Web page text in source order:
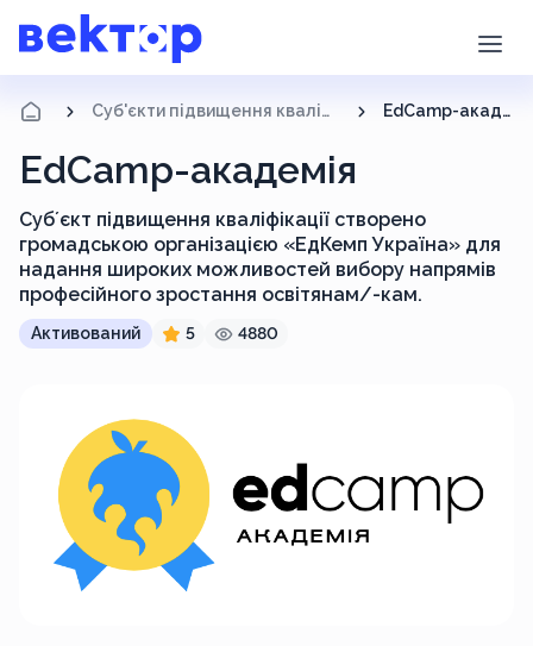
Суб'єкти підвищення кваліфікації EdCamp-академія
EdCamp-академія
Субʼєкт підвищення кваліфікації створено
громадською організацією «ЕдКемп Україна» для
надання широких можливостей вибору напрямів
професійного зростання освітянам/-кам.
Активований 5 4880